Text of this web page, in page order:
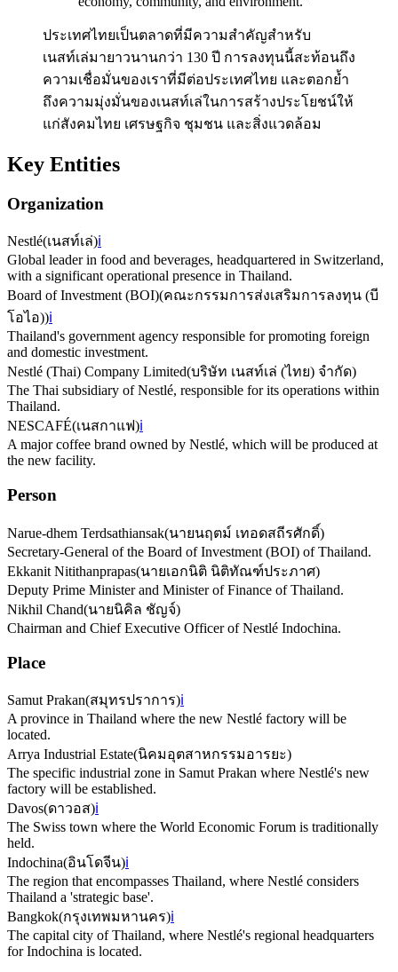
ประเทศไทยเป็นตลาดที่มีความสำคัญสำหรับ
เนสท์เล่มายาวนานกว่า 130 ปี การลงทุนนี้สะท้อนถึง
ความเชื่อมั่นของเราที่มีต่อประเทศไทย และตอกย้ำ
ถึงความมุ่งมั่นของเนสท์เล่ในการสร้างประโยชน์ให้
แก่สังคมไทย เศรษฐกิจ ชุมชน และสิ่งแวดล้อม
Key Entities
Organization
Nestlé(เนสท์เล่)ℹ️
Global leader in food and beverages, headquartered in Switzerland,
with a significant operational presence in Thailand.
Board of Investment (BOI)(คณะกรรมการส่งเสริมการลงทุน (บี
โอไอ))ℹ️
Thailand's government agency responsible for promoting foreign
and domestic investment.
Nestlé (Thai) Company Limited(บริษัท เนสท์เล่ (ไทย) จำกัด)
The Thai subsidiary of Nestlé, responsible for its operations within
Thailand.
NESCAFÉ(เนสกาแฟ)ℹ️
A major coffee brand owned by Nestlé, which will be produced at
the new facility.
Person
Narue-dhem Terdsathiansak(นายนฤตม์ เทอดสถีรศักดิ์)
Secretary-General of the Board of Investment (BOI) of Thailand.
Ekkanit Nitithanprapas(นายเอกนิติ นิติทัณฑ์ประภาศ)
Deputy Prime Minister and Minister of Finance of Thailand.
Nikhil Chand(นายนิคิล ชัญจ์)
Chairman and Chief Executive Officer of Nestlé Indochina.
Place
Samut Prakan(สมุทรปราการ)ℹ️
A province in Thailand where the new Nestlé factory will be
located.
Arrya Industrial Estate(นิคมอุตสาหกรรมอารยะ)
The specific industrial zone in Samut Prakan where Nestlé's new
factory will be established.
Davos(ดาวอส)ℹ️
The Swiss town where the World Economic Forum is traditionally
held.
Indochina(อินโดจีน)ℹ️
The region that encompasses Thailand, where Nestlé considers
Thailand a 'strategic base'.
Bangkok(กรุงเทพมหานคร)ℹ️
The capital city of Thailand, where Nestlé's regional headquarters
for Indochina is located.